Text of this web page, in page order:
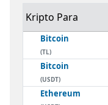
Kripto Para
Bitcoin
(TL)
Bitcoin
(USDT)
Ethereum